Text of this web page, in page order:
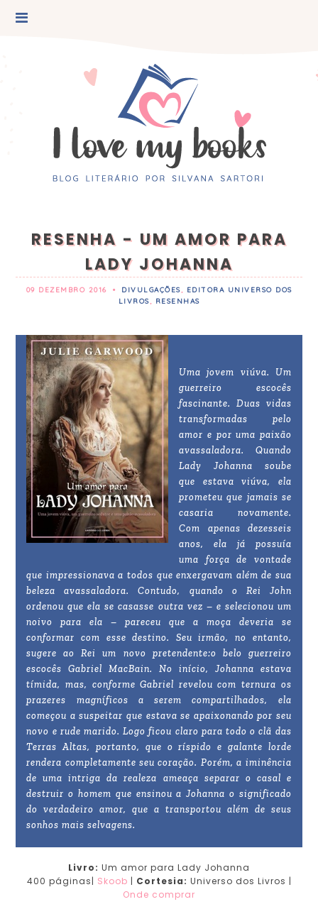
RESENHA - UM AMOR PARA
LADY JOHANNA
09 DEZEMBRO 2016 • DIVULGAÇÕES, EDITORA UNIVERSO DOS
LIVROS, RESENHAS
Uma jovem viúva. Um
guerreiro escocês
fascinante. Duas vidas
transformadas pelo
amor e por uma paixão
avassaladora. Quando
Lady Johanna soube
que estava viúva, ela
prometeu que jamais se
casaria novamente.
Com apenas dezesseis
anos, ela já possuía
uma força de vontade
que impressionava a todos que enxergavam além de sua
beleza avassaladora. Contudo, quando o Rei John
ordenou que ela se casasse outra vez – e selecionou um
noivo para ela – pareceu que a moça deveria se
conformar com esse destino. Seu irmão, no entanto,
sugere ao Rei um novo pretendente:o belo guerreiro
escocês Gabriel MacBain. No início, Johanna estava
tímida, mas, conforme Gabriel revelou com ternura os
prazeres magníficos a serem compartilhados, ela
começou a suspeitar que estava se apaixonando por seu
novo e rude marido. Logo ficou claro para todo o clã das
Terras Altas, portanto, que o ríspido e galante lorde
rendera completamente seu coração. Porém, a iminência
de uma intriga da realeza ameaça separar o casal e
destruir o homem que ensinou a Johanna o significado
do verdadeiro amor, que a transportou além de seus
sonhos mais selvagens.
Livro: Um amor para Lady Johanna
400 páginas| Skoob | Cortesia: Universo dos Livros |
Onde comprar